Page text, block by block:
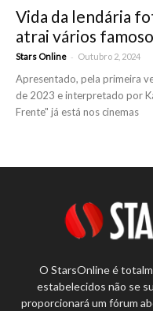
Vida da lendária
atrai vários
Stars Online - Outubro 2, 2024
Apresentado, pela primeira
de 2023 e interpretado por
Frente" já está nos cinemas
O StarsOnline é
estabelecidos não se
proporcionará um fórum